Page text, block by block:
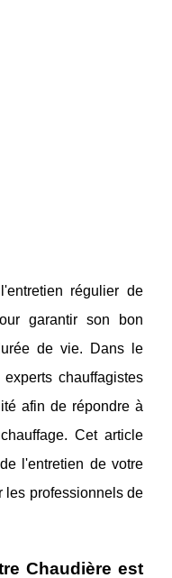
régulier de
garantir son bon
de vie. Dans le
chauffagistes
afin de répondre à
Cet article
l'entretien de votre
les professionnels de
Chaudière est